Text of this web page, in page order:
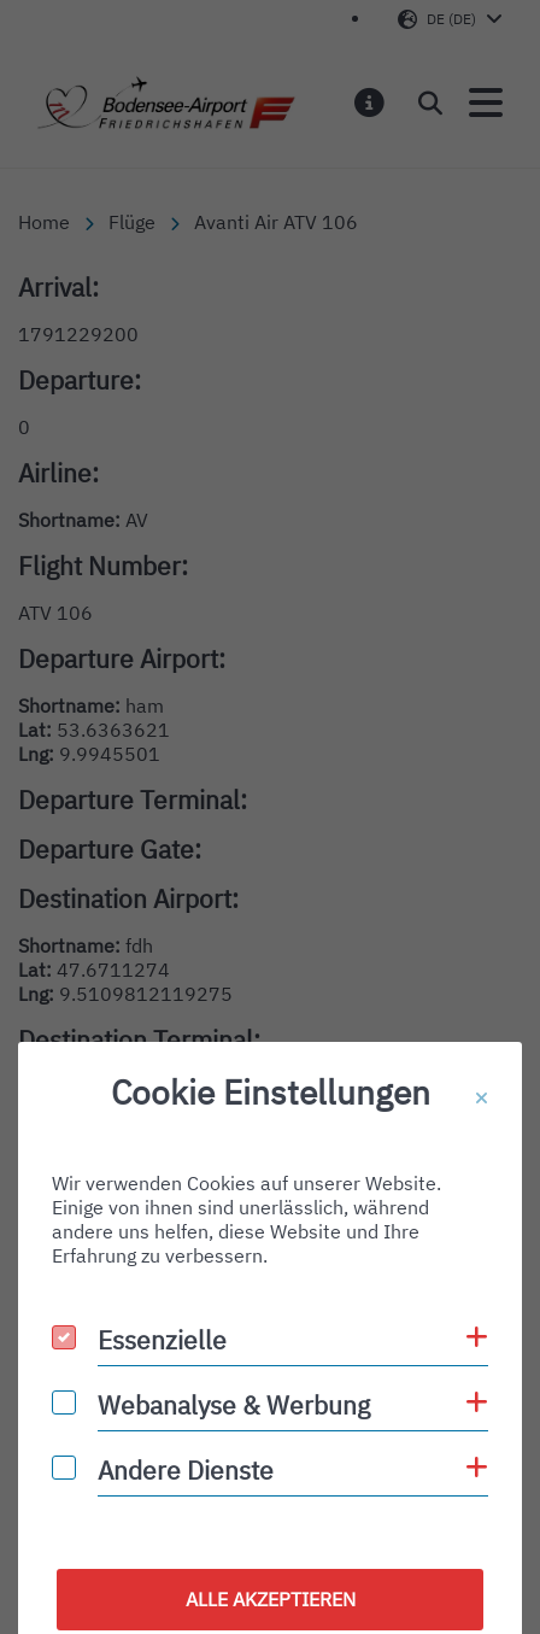
DE (DE)
Bodensee-Airport
Suchen
Home Flüge Avanti Air ATV 106
Arrival:
1791229200
Departure:
0
Airline:
Shortname: AV
Flight Number:
ATV 106
Departure Airport:
Shortname: ham
Lat: 53.6363621
Lng: 9.9945501
Departure Terminal:
Departure Gate:
Destination Airport:
Shortname: fdh
Lat: 47.6711274
Lng: 9.5109812119275
Destination Terminal:
Destination Gate:
Shortname:
Type:
arrival
PLN
Status Description:
Checkin:
Codeshare:
Cookie Einstellungen
Wir verwenden Cookies auf unserer Website.
Einige von ihnen sind unerlässlich, während
andere uns helfen, diese Website und Ihre
Erfahrung zu verbessern.
Essenzielle
Essenzielle
Webanalyse & Werbung
Webanalyse & Werbung
Andere Dienste
Andere Dienste
ALLE AKZEPTIEREN